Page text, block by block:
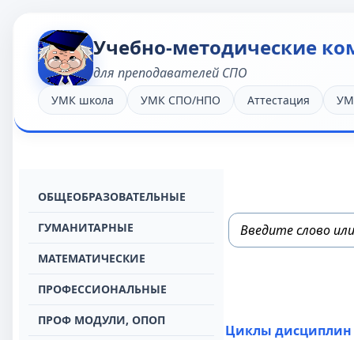
Учебно-методические
для преподавателей СПО
УМК школа УМК СПО/НПО Аттестация
OБЩЕОБРАЗОВАТЕЛЬНЫЕ
ГУМАНИТАРНЫЕ
МАТЕМАТИЧЕСКИЕ
ПРОФЕССИОНАЛЬНЫЕ
ПРОФ МОДУЛИ, ОПОП
Циклы дисциплин